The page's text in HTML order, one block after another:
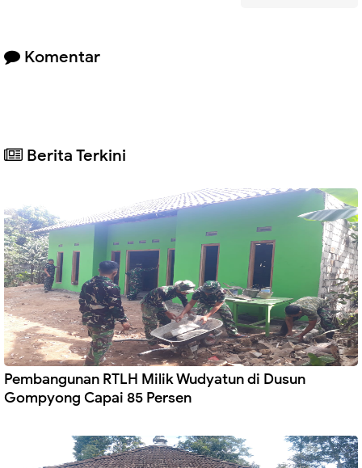
Komentar
Berita Terkini
Pembangunan RTLH Milik Wudyatun di Dusun
Gompyong Capai 85 Persen